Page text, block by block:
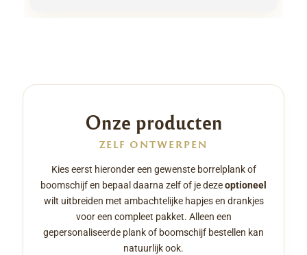
Onze producten
ZELF ONTWERPEN
Kies eerst hieronder een gewenste borrelplank of
boomschijf en bepaal daarna zelf of je dezeoptioneel
wilt uitbreiden met ambachtelijke hapjes en drankjes
voor een compleet pakket. Alleen een
gepersonaliseerde plank of boomschijf bestellen kan
natuurlijk ook.